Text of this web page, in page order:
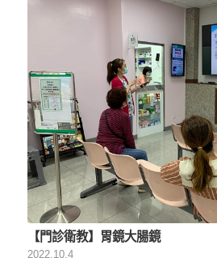
【門診衛教】胃鏡大腸鏡
2022.10.4